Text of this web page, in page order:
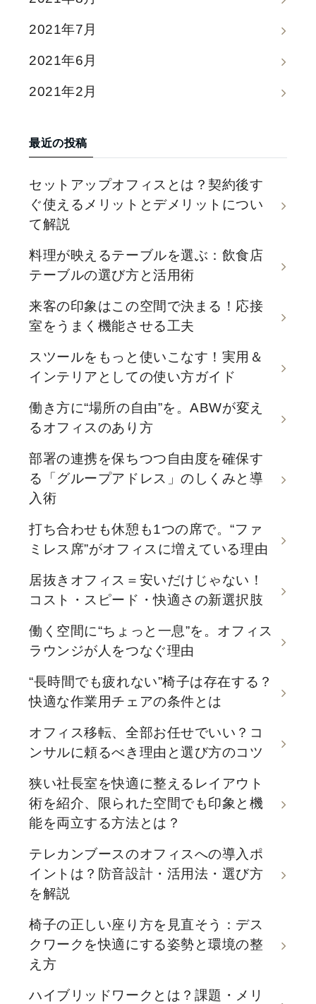
2021年7月
2021年6月
2021年2月
最近の投稿
セットアップオフィスとは？契約後す
ぐ使えるメリットとデメリットについ
て解説
料理が映えるテーブルを選ぶ：飲食店
テーブルの選び方と活用術
来客の印象はこの空間で決まる！応接
室をうまく機能させる工夫
スツールをもっと使いこなす！実用＆
インテリアとしての使い方ガイド
働き方に“場所の自由”を。ABWが変え
るオフィスのあり方
部署の連携を保ちつつ自由度を確保す
る「グループアドレス」のしくみと導
入術
打ち合わせも休憩も1つの席で。“ファ
ミレス席”がオフィスに増えている理由
居抜きオフィス＝安いだけじゃない！
コスト・スピード・快適さの新選択肢
働く空間に“ちょっと一息”を。オフィス
ラウンジが人をつなぐ理由
“長時間でも疲れない”椅子は存在する？
快適な作業用チェアの条件とは
オフィス移転、全部お任せでいい？コ
ンサルに頼るべき理由と選び方のコツ
狭い社長室を快適に整えるレイアウト
術を紹介、限られた空間でも印象と機
能を両立する方法とは？
テレカンブースのオフィスへの導入ポ
イントは？防音設計・活用法・選び方
を解説
椅子の正しい座り方を見直そう：デス
クワークを快適にする姿勢と環境の整
え方
ハイブリッドワークとは？課題・メリ